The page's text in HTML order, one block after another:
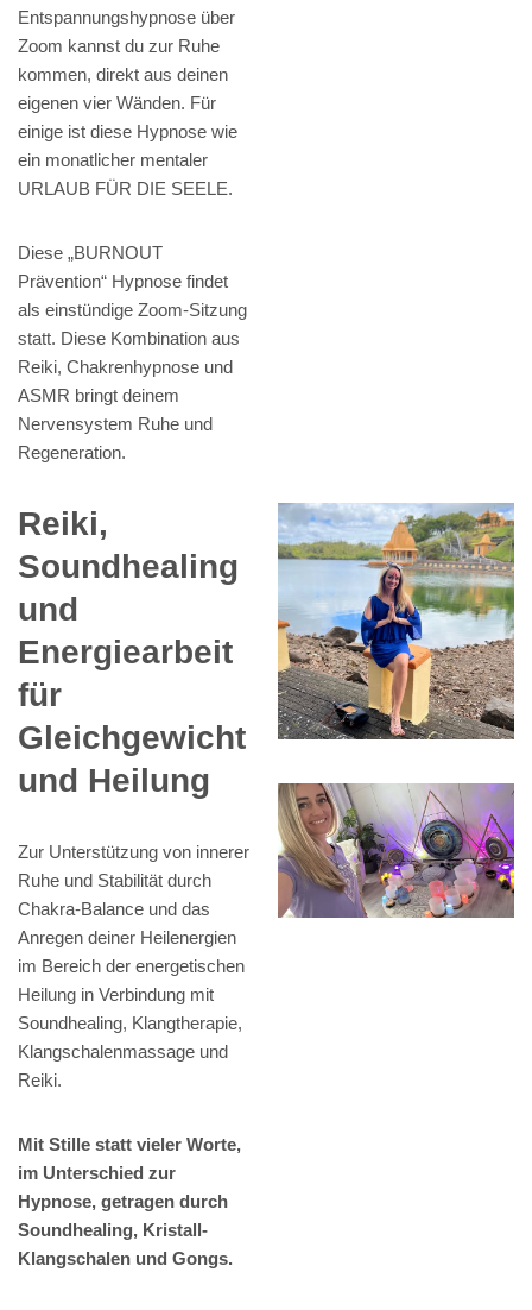
Entspannungshypnose über
Zoom kannst du zur Ruhe
kommen, direkt aus deinen
eigenen vier Wänden. Für
einige ist diese Hypnose wie
ein monatlicher mentaler
URLAUB FÜR DIE SEELE.
Diese „BURNOUT
Prävention“ Hypnose findet
als einstündige Zoom-Sitzung
statt. Diese Kombination aus
Reiki, Chakrenhypnose und
ASMR bringt deinem
Nervensystem Ruhe und
Regeneration.
Reiki,
Soundhealing
und
Energiearbeit
für
Gleichgewicht
und Heilung
Zur Unterstützung von innerer
Ruhe und Stabilität durch
Chakra-Balance und das
Anregen deiner Heilenergien
im Bereich der energetischen
Heilung in Verbindung mit
Soundhealing, Klangtherapie,
Klangschalenmassage und
Reiki.
Mit Stille statt vieler Worte,
im Unterschied zur
Hypnose, getragen durch
Soundhealing, Kristall-
Klangschalen und Gongs.